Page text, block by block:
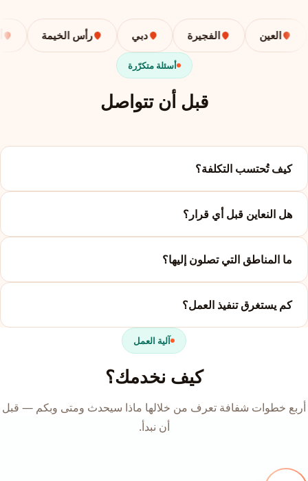
العين الفجيرة دبي رأس الخيمة
أسئلة متكرّرة
قبل أن تتواصل
كيف تُحتسب التكلفة؟
هل النعاين قبل أي قرار؟
ما المناطق التي تصلون إليها؟
كم يستغرق تنفيذ العمل؟
آلية العمل
كيف نخدمك؟
أربع خطوات شفافة تعرف من خلالها ماذا سيحدث ومتى وبكم — قبل
أن نبدأ.